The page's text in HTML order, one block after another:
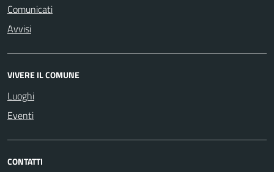
Comunicati
Avvisi
VIVERE IL COMUNE
Luoghi
Eventi
CONTATTI